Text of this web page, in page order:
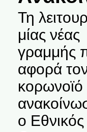
Τη
μίας νέας
γραμμής
αφορά
κορωνοϊό
ο Εθνικός